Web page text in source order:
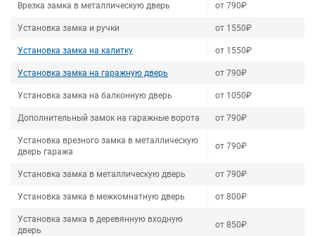
Врезка замка в металлическую дверь от 790₽
Установка замка и ручки от 1550₽
Установка замка на калитку от 1550₽
Установка замка на гаражную дверь от 790₽
Установка замка на балконную дверь от 1050₽
Дополнительный замок на гаражные ворота от 790₽
Установка врезного замка в металлическую
дверь гаража
от 790₽
Установка замка в металлическую дверь от 790₽
Установка замка в межкомнатную дверь от 800₽
Установка замка в деревянную входную
дверь
от 850₽